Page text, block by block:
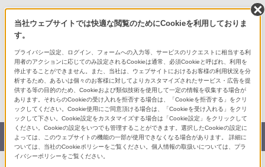
知る・楽しむ
My Sony
製品のサポート登録
My Sony メールマガジン
ソニーから最新情報を受け取る
YouTube
Facebook
X
LINE
カタログPDFダウンロード
当社ウェブサイトでは快適な閲覧のためにCookieを利用しておりま
す。
プライバシー設定、ログイン、フォームへの入力等、サービスのリクエストに相当する利
用者のアクションに応じてのみ設定されるCookieは通常、必須Cookieと呼ばれ、利用を
停止することができません。また、当社は、ウェブサイトにおけるお客様の利用状況を分
析するため、あるいは個々のお客様に対してよりカスタマイズされたサービス・広告を提
供する等の目的のため、Cookieおよび類似技術を使用して一定の情報を収集する場合が
あります。それらのCookieの受け入れを拒否する場合は、「Cookieを拒否する」をクリ
ックしてください。Cookie使用にご同意頂ける場合は、「Cookieを受け入れる」をクリ
ックして下さい。Cookie設定をカスタマイズする場合は「Cookie設定」をクリックして
ください。Cookieの設定をいつでも管理することができます。選択したCookieの設定に
よっては、このウェブサイトの機能の一部が使用できなくなる場合があります。 詳細に
ついては、当社のCookieポリシーをご覧ください。個人情報の取扱いについては、プラ
イバシーポリシーをご覧ください。